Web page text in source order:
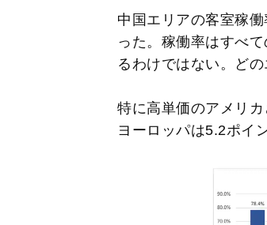
中国エリアの客室稼
った。稼働率はすべ
るわけではない。ど
特に高単価のアメリ
ヨーロッパは5.2ポイ